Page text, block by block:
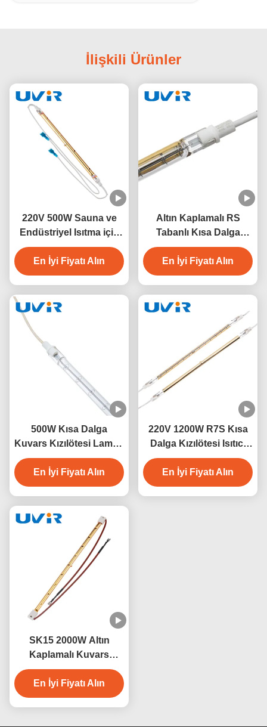
İlişkili Ürünler
220V 500W Sauna ve
Endüstriyel Isıtma için
Kısa Dalga Kuvars
Kızılötesi Lamba
En İyi Fiyatı Alın
Altın Kaplamalı RS
Tabanlı Kısa Dalga
Kızılötesi Isıtma
Lambası 500W 230V
En İyi Fiyatı Alın
500W Kısa Dalga
Kuvars Kızılötesi Lamba
230V Endüstriyel Isıtma
İçin
En İyi Fiyatı Alın
220V 1200W R7S Kısa
Dalga Kızılötesi Isıtıcı
Lamba
En İyi Fiyatı Alın
SK15 2000W Altın
Kaplamalı Kuvars
Kızılötesi Sauna Isıtıcı
Lamba
En İyi Fiyatı Alın